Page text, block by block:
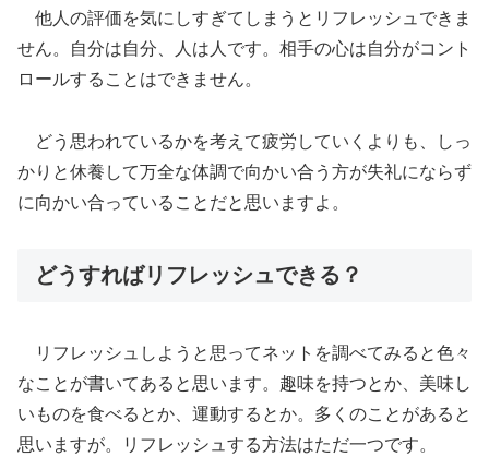
他人の評価を気にしすぎてしまうとリフレッシュできま
せん。自分は自分、人は人です。相手の心は自分がコント
ロールすることはできません。
どう思われているかを考えて疲労していくよりも、しっ
かりと休養して万全な体調で向かい合う方が失礼にならず
に向かい合っていることだと思いますよ。
どうすればリフレッシュできる？
リフレッシュしようと思ってネットを調べてみると色々
なことが書いてあると思います。趣味を持つとか、美味し
いものを食べるとか、運動するとか。多くのことがあると
思いますが。リフレッシュする方法はただ一つです。